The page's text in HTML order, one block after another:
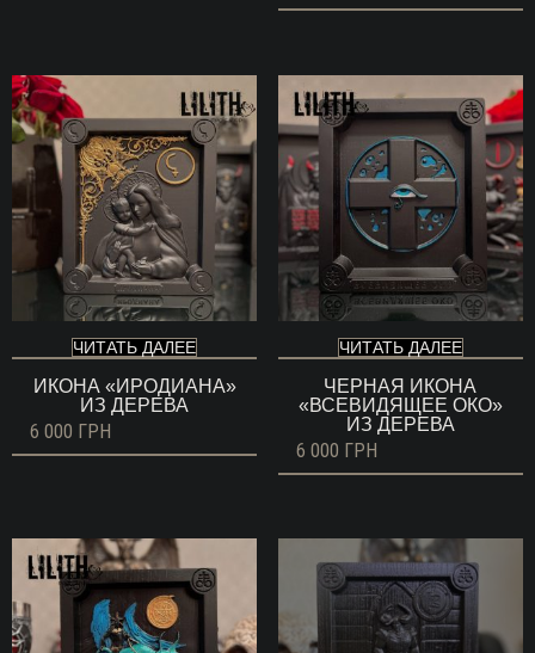
ЧИТАТЬ ДАЛЕЕ
ИКОНА «ИРОДИАНА»
ИЗ ДЕРЕВА
6 000 ГРН
ЧИТАТЬ ДАЛЕЕ
ЧЕРНАЯ ИКОНА
«ВСЕВИДЯЩЕЕ ОКО»
ИЗ ДЕРЕВА
6 000 ГРН